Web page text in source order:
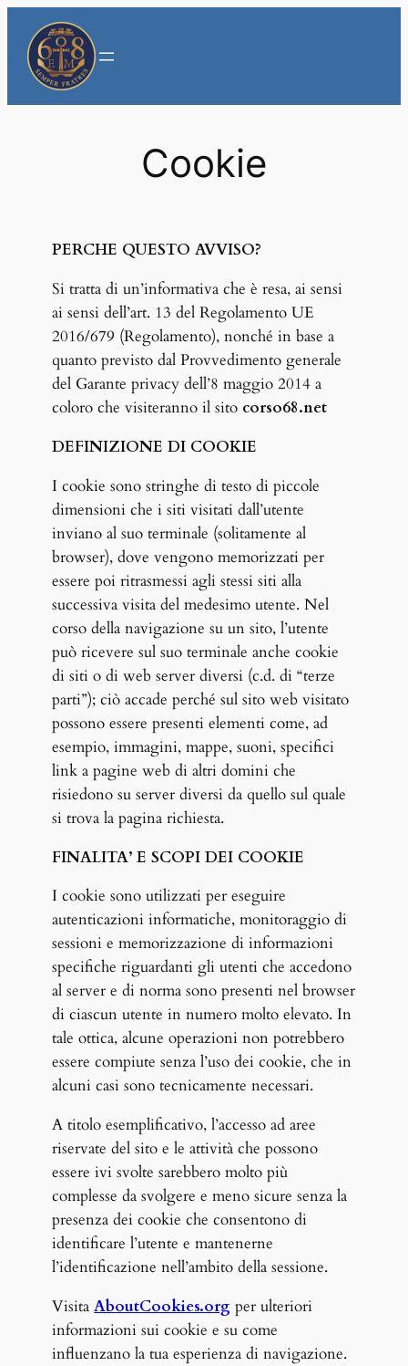
contenuto
Cookie
PERCHE QUESTO AVVISO?
Si tratta di un’informativa che è resa, ai sensi
ai sensi dell’art. 13 del Regolamento UE
2016/679 (Regolamento), nonché in base a
quanto previsto dal Provvedimento generale
del Garante privacy dell’8 maggio 2014 a
coloro che visiteranno il sito corso68.net
DEFINIZIONE DI COOKIE
I cookie sono stringhe di testo di piccole
dimensioni che i siti visitati dall’utente
inviano al suo terminale (solitamente al
browser), dove vengono memorizzati per
essere poi ritrasmessi agli stessi siti alla
successiva visita del medesimo utente. Nel
corso della navigazione su un sito, l’utente
può ricevere sul suo terminale anche cookie
di siti o di web server diversi (c.d. di “terze
parti”); ciò accade perché sul sito web visitato
possono essere presenti elementi come, ad
esempio, immagini, mappe, suoni, specifici
link a pagine web di altri domini che
risiedono su server diversi da quello sul quale
si trova la pagina richiesta.
FINALITA’ E SCOPI DEI COOKIE
I cookie sono utilizzati per eseguire
autenticazioni informatiche, monitoraggio di
sessioni e memorizzazione di informazioni
specifiche riguardanti gli utenti che accedono
al server e di norma sono presenti nel browser
di ciascun utente in numero molto elevato. In
tale ottica, alcune operazioni non potrebbero
essere compiute senza l’uso dei cookie, che in
alcuni casi sono tecnicamente necessari.
A titolo esemplificativo, l’accesso ad aree
riservate del sito e le attività che possono
essere ivi svolte sarebbero molto più
complesse da svolgere e meno sicure senza la
presenza dei cookie che consentono di
identificare l’utente e mantenerne
l’identificazione nell’ambito della sessione.
VisitaAboutCookies.org per ulteriori
informazioni sui cookie e su come
influenzano la tua esperienza di navigazione.